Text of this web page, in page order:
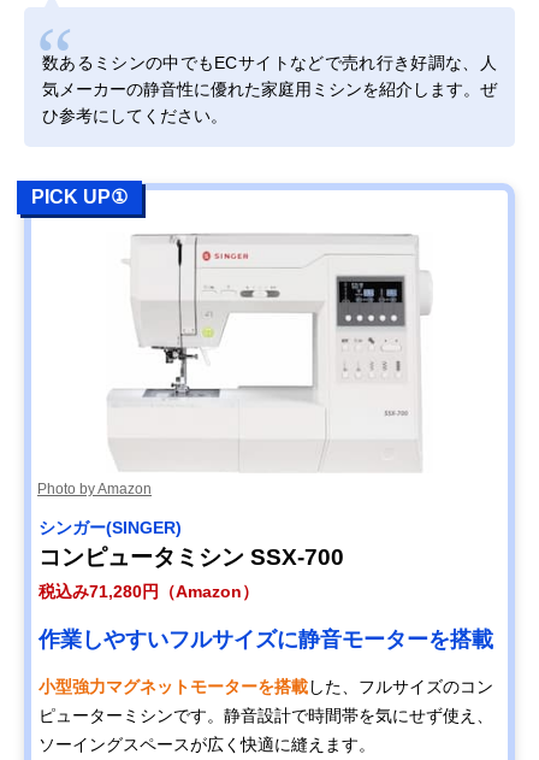
数あるミシンの中でもECサイトなどで売れ行き好調な、人
気メーカーの静音性に優れた家庭用ミシンを紹介します。ぜ
ひ参考にしてください。
PICK UP①
Photo by Amazon
シンガー(SINGER)
コンピュータミシン SSX-700
税込み71,280円（Amazon）
作業しやすいフルサイズに静音モーターを搭載
小型強力マグネットモーターを搭載した、フルサイズのコン
ピューターミシンです。静音設計で時間帯を気にせず使え、
ソーイングスペースが広く快適に縫えます。